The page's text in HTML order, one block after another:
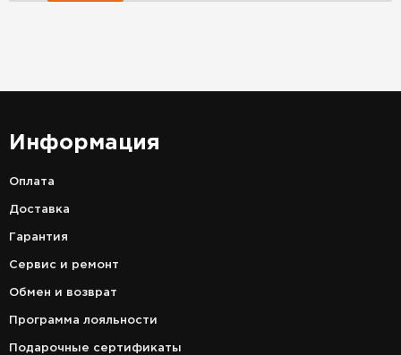
Информация
Оплата
Доставка
Гарантия
Сервис и ремонт
Обмен и возврат
Программа лояльности
Подарочные сертификаты